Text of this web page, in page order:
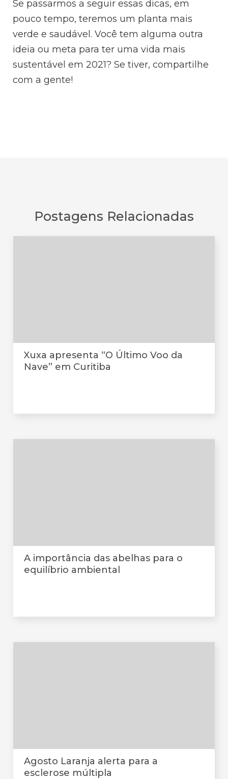
Se passarmos a seguir essas dicas, em
pouco tempo, teremos um planta mais
verde e saudável. Você tem alguma outra
ideia ou meta para ter uma vida mais
sustentável em 2021? Se tiver, compartilhe
com a gente!
Postagens Relacionadas
Xuxa apresenta “O Último Voo da
Nave” em Curitiba
A importância das abelhas para o
equilíbrio ambiental
Agosto Laranja alerta para a
esclerose múltipla